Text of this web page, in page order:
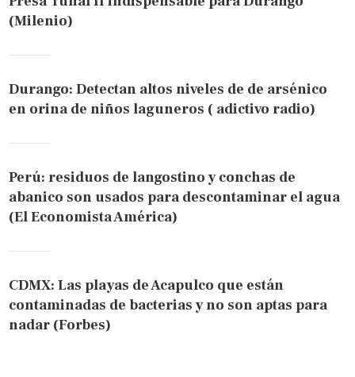
(Milenio)
Durango: Detectan altos niveles de de arsénico
en orina de niños laguneros ( adictivo radio)
Perú: residuos de langostino y conchas de
abanico son usados para descontaminar el agua
(El Economista América)
CDMX: Las playas de Acapulco que están
contaminadas de bacterias y no son aptas para
nadar (Forbes)